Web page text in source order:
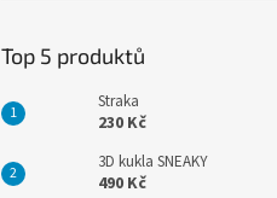
Top 5 produktů
Straka
230 Kč
3D kukla SNEAKY
490 Kč